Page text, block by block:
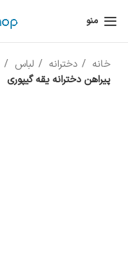
منو
خانه دخترانه لباس
پیراهن دخترانه یقه گیپوری